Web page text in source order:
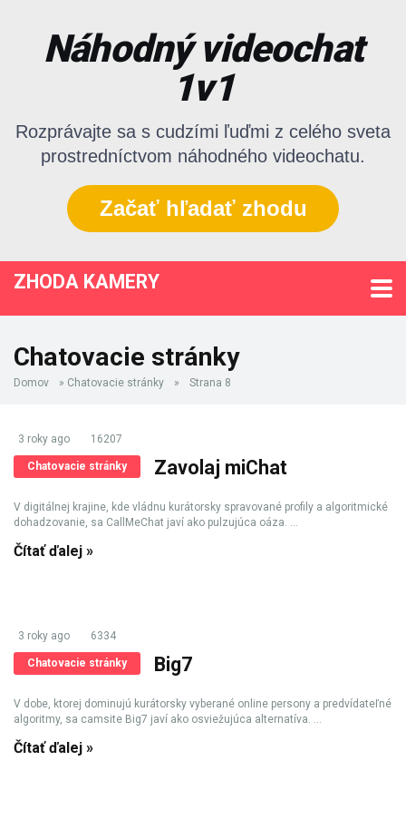
Náhodný videochat
1v1
Rozprávajte sa s cudzími ľuďmi z celého sveta
prostredníctvom náhodného videochatu.
Začať hľadať zhodu
ZHODA KAMERY
Chatovacie stránky
Domov » Chatovacie stránky » Strana 8
3 roky ago 16207
Chatovacie stránky Zavolaj miChat
V digitálnej krajine, kde vládnu kurátorsky spravované profily a algoritmické
dohadzovanie, sa CallMeChat javí ako pulzujúca oáza. ...
Čítať ďalej »
3 roky ago 6334
Chatovacie stránky Big7
V dobe, ktorej dominujú kurátorsky vyberané online persony a predvídateľné
algoritmy, sa camsite Big7 javí ako osviežujúca alternatíva. ...
Čítať ďalej »